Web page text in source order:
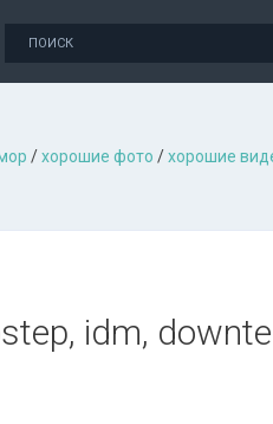
/хорошие фото /хорошие
idm,